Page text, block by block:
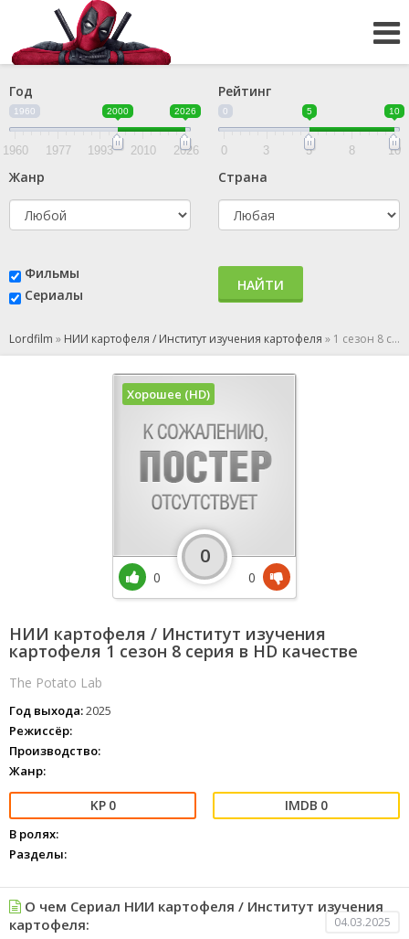
Год
1960 2000 2026
1960 1977 1993 2010 2026
Рейтинг
0 5 10
0 3 5 8 10
Жанр Страна
Фильмы
Сериалы
НАЙТИ
Lordfilm » НИИ картофеля / Институт изучения картофеля » 1 сезон 8 серия
НИИ картофеля / Институт изучения
картофеля 1 сезон 8 серия в HD качестве
The Potato Lab
Год выхода:2025
Режиссёр:
Производство:
Жанр:
0 0
В ролях:
Разделы:
Хорошее (HD)
0
0
0
О чем Сериал НИИ картофеля / Институт изучения
картофеля:
04.03.2025